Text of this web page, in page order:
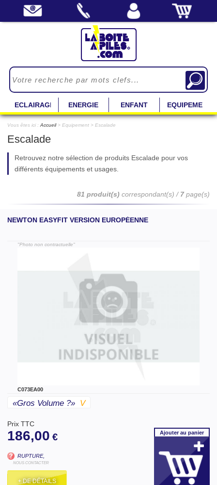
ECLAIRAGE ENERGIE ENFANT EQUIPEMENT
Vous êtes ici : Accueil> Equipement > Escalade
Escalade
Retrouvez notre sélection de produits Escalade pour vos
différents équipements et usages.
81 produit(s) correspondant(s) / 7 page(s)
NEWTON EASYFIT VERSION EUROPÉENNE
"Photo non contractuelle"
C073EA00
«gros Volume ?» V
Prix TTC
186,00 €
RUPTURE,
NOUS CONTACTER
+ DE DÉTAILS
Ajouterau panier